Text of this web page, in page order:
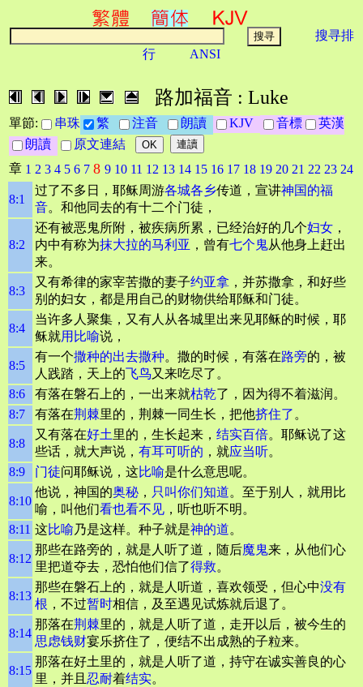
搜寻排
行
ANSI
路加福音 : Luke
單節: 串珠 繁 注音 朗讀 KJV 音標
英漢
朗讀
原文連結
章 1 2 3 4 5 6 7 8 9 10 11 12 13 14 15 16 17 18 19 20 21 22 23 24
8:1
过了不多日，耶稣周游各城各乡传道，宣讲神国的福
音。和他同去的有十二个门徒，
8:2
还有被恶鬼所附，被疾病所累，已经治好的几个妇女 ，
内中有称为抹大拉的马利亚 ，曾有七个鬼从他身上赶出
来。
8:3
又有希律的家宰苦撒的妻子约亚拿 ，并苏撒拿，和好些
别的妇女，都是用自己的财物供给耶稣和门徒。
8:4
当许多人聚集，又有人从各城里出来见耶稣的时候，耶
稣就用比喻说，
8:5
有一个撒种的出去撒种。撒的时候，有落在路旁的，被
人践踏，天上的飞鸟又来吃尽了。
8:6
有落在磐石上的，一出来就枯乾了，因为得不着滋润。
8:7
有落在荆棘里的，荆棘一同生长，把他挤住了 。
8:8
又有落在好土里的，生长起来， 结实百倍。耶稣说了这
些话，就大声说， 有耳可听的 ，就应当听。
8:9
门徒问耶稣说，这比喻是什么意思呢。
8:10
他说，神国的奥秘 ， 只叫你们知道。至于别人，就用比
喻，叫他们看也看不见 ，听也听不明。
8:11 这比喻乃是这样。种子就是神的道。
8:12
那些在路旁的，就是人听了道，随后魔鬼来，从他们心
里把道夺去，恐怕他们信了得救。
8:13
那些在磐石上的，就是人听道，喜欢领受，但心中没有
根 ，不过暂时相信，及至遇见试炼就后退了。
8:14
那落在荆棘里的，就是人听了道，走开以后，被今生的
思虑钱财宴乐挤住了，便结不出成熟的子粒来。
8:15
那落在好土里的，就是人听了道，持守在诚实善良的心
里，并且 忍耐着结实。